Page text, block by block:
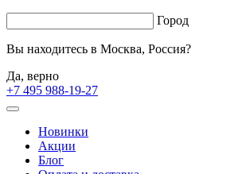
Город
Вы находитесь в Москва, Россия?
Да, верно
+7 495 988-19-27
Новинки
Акции
Блог